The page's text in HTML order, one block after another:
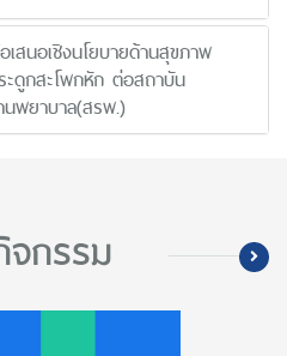
สนอเชิงนโยบายด้านสุขภาพ
ดูกสะโพกหัก ต่อสถาบัน
พยาบาล(สรพ.)
กรรม